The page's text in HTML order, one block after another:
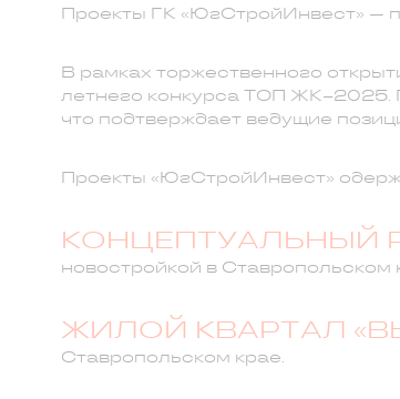
Проекты ГК «ЮгСтройИнвест» —
В рамках торжественного
летнего конкурса ТОП ЖК–2025.
что подтверждает ведущие
Проекты «ЮгСтройИнвест»
КОНЦЕПТУАЛЬНЫЙ
новостройкой в Ставропольском
ЖИЛОЙ КВАРТАЛ
Ставропольском крае.